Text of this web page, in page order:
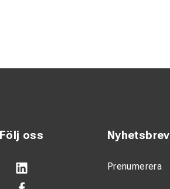
Följ oss Nyhetsbrev
Prenumerera